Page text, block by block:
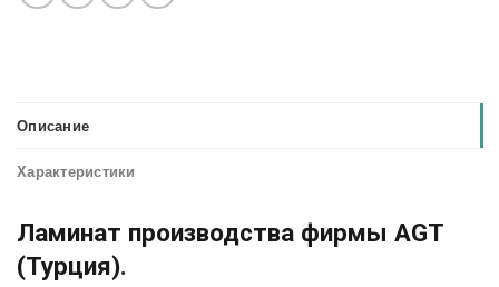
Описание
Характеристики
Ламинат производства фирмы AGT
(Турция).